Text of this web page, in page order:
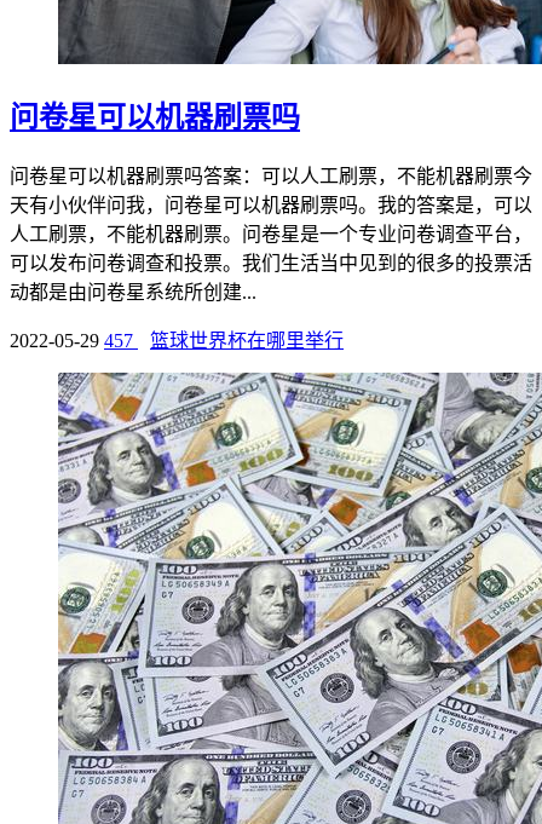
问卷星可以机器刷票吗
问卷星可以机器刷票吗答案：可以人工刷票，不能机器刷票今
天有小伙伴问我，问卷星可以机器刷票吗。我的答案是，可以
人工刷票，不能机器刷票。问卷星是一个专业问卷调查平台，
可以发布问卷调查和投票。我们生活当中见到的很多的投票活
动都是由问卷星系统所创建...
2022-05-29 457 篮球世界杯在哪里举行